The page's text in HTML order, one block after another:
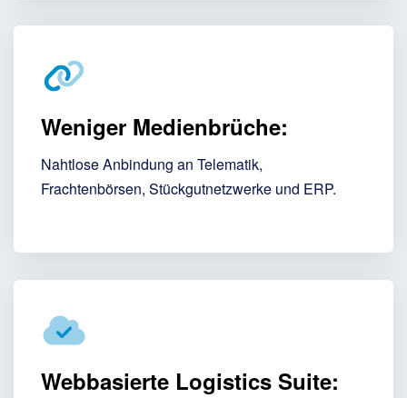
Weniger Medienbrüche:
Nahtlose Anbindung an Telematik,
Frachtenbörsen, Stückgutnetzwerke und ERP.
Webbasierte Logistics Suite: